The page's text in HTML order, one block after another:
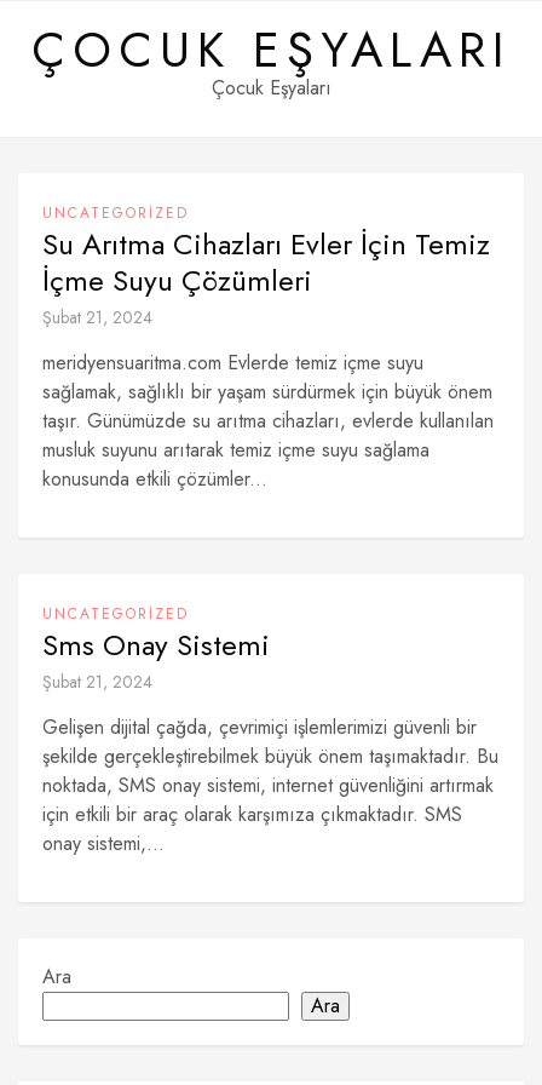
contentÇOCUK EŞYALARI
Çocuk Eşyaları
UNCATEGORIZED
Su Arıtma Cihazları Evler İçin Temiz
İçme Suyu Çözümleri
Şubat 21, 2024
meridyensuaritma.com Evlerde temiz içme suyu
sağlamak, sağlıklı bir yaşam sürdürmek için büyük önem
taşır. Günümüzde su arıtma cihazları, evlerde kullanılan
musluk suyunu arıtarak temiz içme suyu sağlama
konusunda etkili çözümler...
UNCATEGORIZED
Sms Onay Sistemi
Şubat 21, 2024
Gelişen dijital çağda, çevrimiçi işlemlerimizi güvenli bir
şekilde gerçekleştirebilmek büyük önem taşımaktadır. Bu
noktada, SMS onay sistemi, internet güvenliğini artırmak
için etkili bir araç olarak karşımıza çıkmaktadır. SMS
onay sistemi,...
Ara
Ara